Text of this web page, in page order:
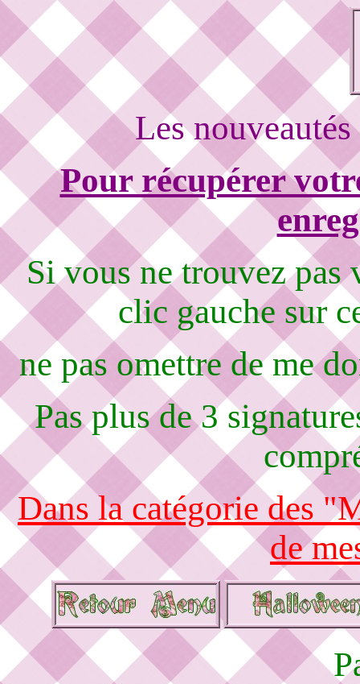
Les
Pour récupérer
Si vous ne trouvez pas
clic gauche sur
ne pas omettre de me
Pas plus de 3
Dans la catégorie des
de